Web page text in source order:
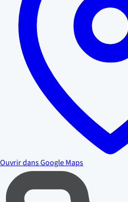
Ouvrir dans Google Maps